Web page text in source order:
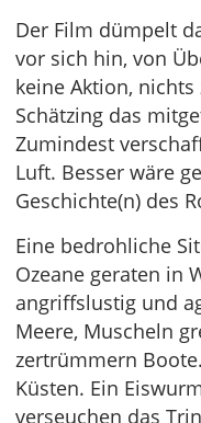
Der Film dümpelt
vor sich hin, von
keine Aktion,
Schätzing das
Zumindest
Luft. Besser wäre
Geschichte(n) des
Eine bedrohliche
Ozeane geraten in
angriffslustig und
Meere, Muscheln
zertrümmern
Küsten. Ein
verseuchen das